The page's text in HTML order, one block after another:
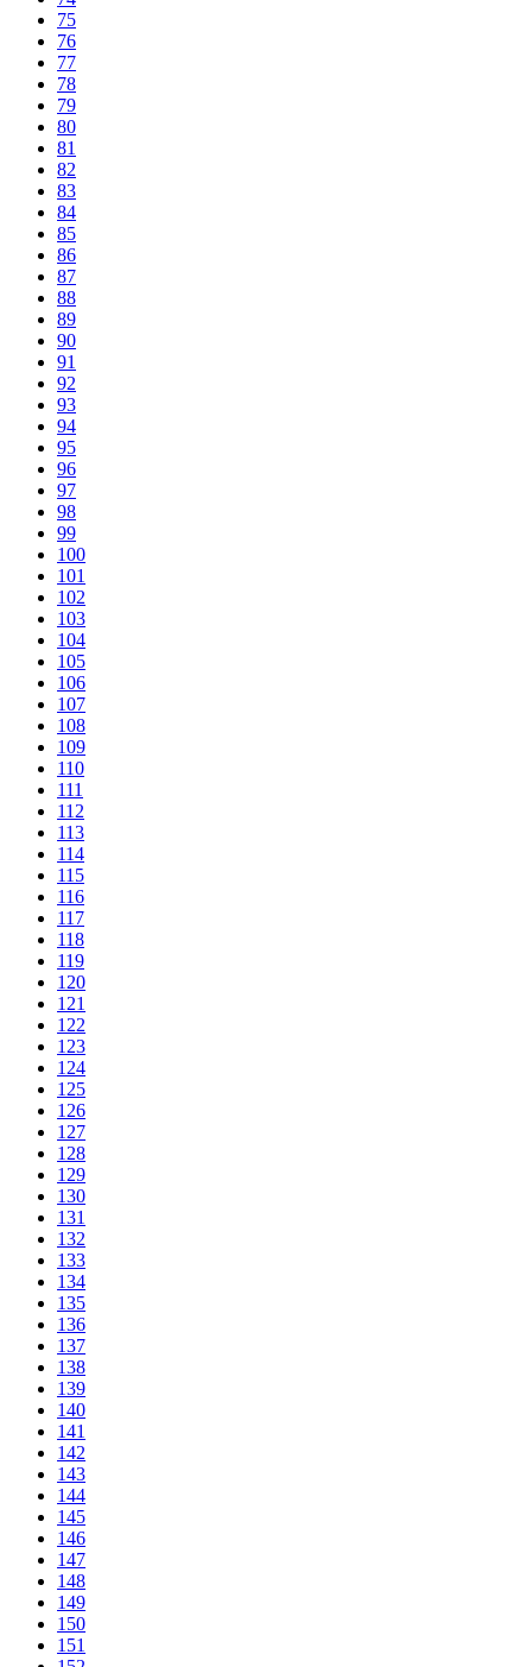
75
76
77
78
79
80
81
82
83
84
85
86
87
88
89
90
91
92
93
94
95
96
97
98
99
100
101
102
103
104
105
106
107
108
109
110
111
112
113
114
115
116
117
118
119
120
121
122
123
124
125
126
127
128
129
130
131
132
133
134
135
136
137
138
139
140
141
142
143
144
145
146
147
148
149
150
151